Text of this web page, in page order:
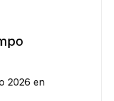
2026 en